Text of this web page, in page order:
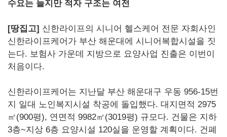
수요는 늘지만 적자 구조는 여전
[땅집고] 신한라이프의 시니어 헬스케어 전문 자회사인
신한라이프케어가 부산 해운대에 시니어복합시설을 짓
는다. 보험사 가운데 지방으로 요양사업 진출은 이번이
처음이다.
신한라이프케어는 지난달 부산 해운대구 우동 956-15번
지 일대 노인복지시설 착공에 돌입했다. 대지면적 2975
㎡(900평), 연면적 9982㎡(3019평) 규모다. 건물은 지하
3층~지상 6층 요양시설 120실을 운영할 계획이다. 건폐